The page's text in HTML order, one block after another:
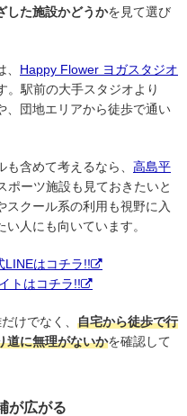
した施設かどうかを見て選び
Happy Flower ヨガスタジオ
。駅前の大手スタジオより
、団地エリアから徒歩で通い
含めて考えるなら、 高島平
ポーツ施設も見ておきたいと
スクール系の利用も視野に入
人にも向いています。
LINEはコチラ!!
トはコチラ!!
けでなく、 自宅から徒歩で行
道に無理がないかを確認して
が広がる